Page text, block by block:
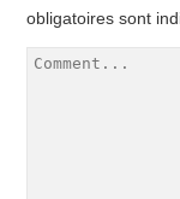
obligatoires sont